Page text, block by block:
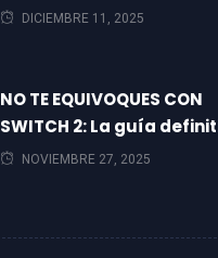
DICIEMBRE 11, 2025
NO TE EQUIVOQUES CON
SWITCH 2: La guía
NOVIEMBRE 27, 2025